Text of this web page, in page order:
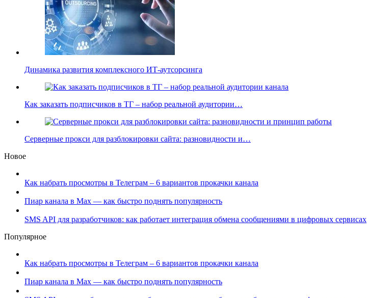
Динамика развития комплексного ИТ-аутсорсинга
Как заказать подписчиков в ТГ – набор реальной аудитории…
Серверные прокси для разблокировки сайта: разновидности и…
Новое
Как набрать просмотры в Телеграм – 6 вариантов прокачки канала
Пиар канала в Max — как быстро поднять популярность
SMS API для разработчиков: как работает интеграция обмена сообщениями в цифровых сервисах
Популярное
Как набрать просмотры в Телеграм – 6 вариантов прокачки канала
Пиар канала в Max — как быстро поднять популярность